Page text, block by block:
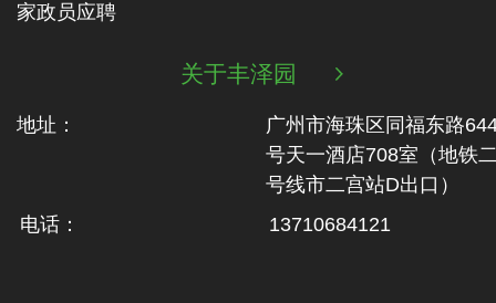
家政员应聘
关于丰泽园 
地址：
广州市海珠区同福东路
号天一酒店708室（地铁‬
号线市二‬宫站D出口）
电话：
13710684121